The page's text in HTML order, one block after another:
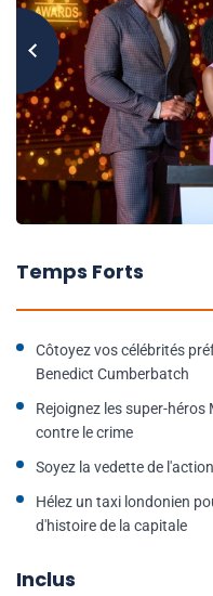
Temps Forts
Côtoyez vos célébrités
Benedict Cumberbatch
Rejoignez les super-
contre le crime
Soyez la vedette de
Hélez un taxi londonien
d'histoire de la capitale
Inclus